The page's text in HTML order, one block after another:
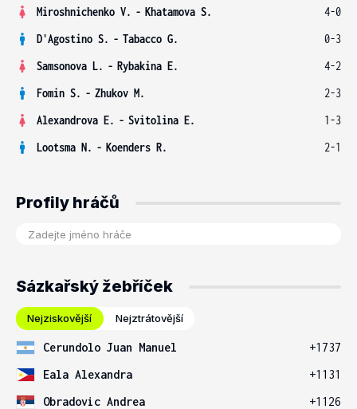
Miroshnichenko V. - Khatamova S.
4-0
D'Agostino S. - Tabacco G.
0-3
Samsonova L. - Rybakina E.
4-2
Fomin S. - Zhukov M.
2-3
Alexandrova E. - Svitolina E.
1-3
Lootsma N. - Koenders R. 2-1
Profily hráčů
Sázkařský žebříček
Nejziskovější Nejztrátovější
Cerundolo Juan Manuel
+1737
Eala Alexandra
+1131
Obradovic Andrea
+1126